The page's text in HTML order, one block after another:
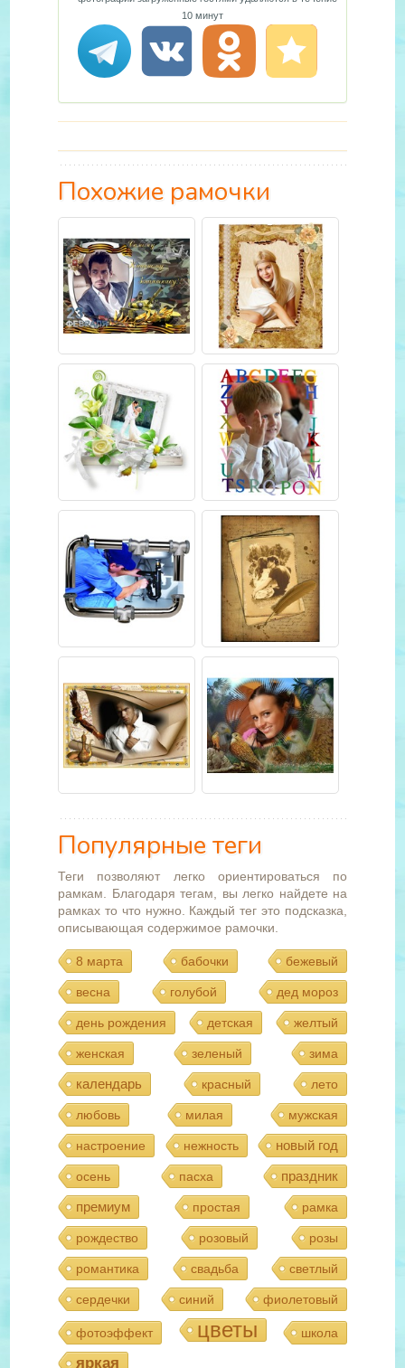
10 минут
Похожие рамочки
Популярные теги
Теги позволяют легко ориентироваться по
рамкам. Благодаря тегам, вы легко найдете на
рамках то что нужно. Каждый тег это подсказка,
описывающая содержимое рамочки.
8 марта бабочки бежевый
весна голубой дед мороз
день рождения детская желтый
женская зеленый зима
календарь красный лето
любовь милая мужская
настроение нежность новый год
осень пасха
праздник
премиум
простая рамка
рождество розовый розы
романтика свадьба светлый
сердечки синий фиолетовый
фотоэффект цветы школа
яркая